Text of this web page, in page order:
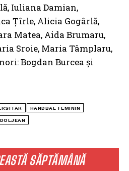
SĂPTĂMÂNĂ
Iuliana Damian,
Țîrle, Alicia Gogârlă,
Matea, Aida Brumaru,
Sroie, Maria Tâmplaru,
Bogdan Burcea și
HANDBAL FEMININ